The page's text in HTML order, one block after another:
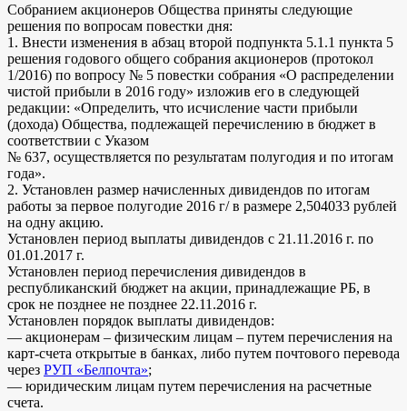
Собранием акционеров Общества приняты следующие
решения по вопросам повестки дня:
1. Внести изменения в абзац второй подпункта 5.1.1 пункта 5
решения годового общего собрания акционеров (протокол
1/2016) по вопросу № 5 повестки собрания «О распределении
чистой прибыли в 2016 году» изложив его в следующей
редакции: «Определить, что исчисление части прибыли
(дохода) Общества, подлежащей перечислению в бюджет в
соответствии с Указом
№ 637, осуществляется по результатам полугодия и по итогам
года».
2. Установлен размер начисленных дивидендов по итогам
работы за первое полугодие 2016 г/ в размере 2,504033 рублей
на одну акцию.
Установлен период выплаты дивидендов с 21.11.2016 г. по
01.01.2017 г.
Установлен период перечисления дивидендов в
республиканский бюджет на акции, принадлежащие РБ, в
срок не позднее не позднее 22.11.2016 г.
Установлен порядок выплаты дивидендов:
— акционерам – физическим лицам – путем перечисления на
карт-счета открытые в банках, либо путем почтового перевода
через РУП «Белпочта»;
— юридическим лицам путем перечисления на расчетные
счета.